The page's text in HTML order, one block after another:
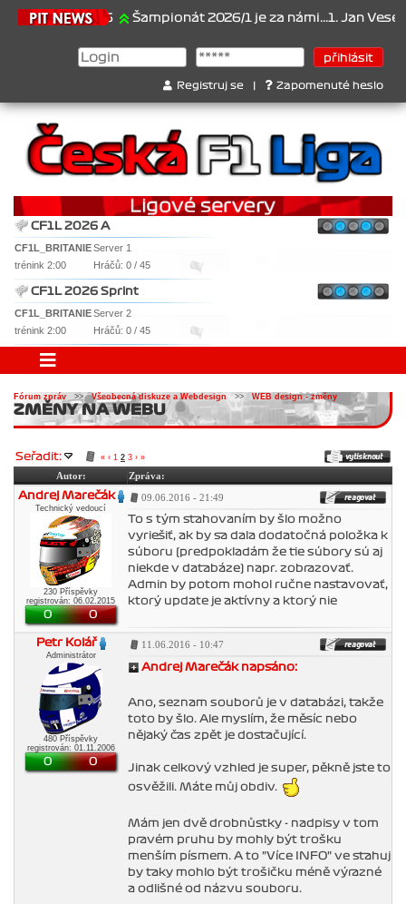
21.6.2026 Šampionát 2026/1 je za námi...1. Jan Veselý ,
Registruj se Zapomenuté heslo
CF1L 2026 A
CF1L_BRITANIEServer 1
trénink 2:00
Hráčů: 0 / 45
CF1L 2026 Sprint
CF1L_BRITANIEServer 2
trénink 2:00
Hráčů: 0 / 45
Fórum zpráv >>Všeobecná diskuze a Webdesign >> WEB design - změny
ZMĚNY NA WEBU
Seřadit: « ‹ 1 2 3 › »
Autor:
Zpráva:
Andrej Marečák
Technický vedoucí
230 Příspěvky
registrován: 06.02.2015
0 0
09.06.2016 - 21:49
To s tým sťahovaním by šlo možno
vyriešiť, ak by sa dala dodatočná položka k
súboru (predpokladám že tie súbory sú aj
niekde v databáze) napr. zobrazovať.
Admin by potom mohol ručne nastavovať,
ktorý update je aktívny a ktorý nie
Petr Kolář
Administrátor
480 Příspěvky
registrován: 01.11.2006
0 0
11.06.2016 - 10:47
Andrej Marečák napsáno:
Ano, seznam souborů je v databázi, takže
toto by šlo. Ale myslím, že měsíc nebo
nějaký čas zpět je dostačující.
Jinak celkový vzhled je super, pěkně jste to
osvěžili. Máte můj obdiv.
Mám jen dvě drobnůstky - nadpisy v tom
pravém pruhu by mohly být trošku
menším písmem. A to "Více INFO" ve stahuj
by taky mohlo být trošičku méně výrazné
a odlišné od názvu souboru.